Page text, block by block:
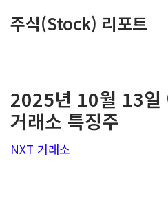
로
건
너
주식(Stock) 리포트
2025년 10월 13일
거래소 특징주
NXT 거래소